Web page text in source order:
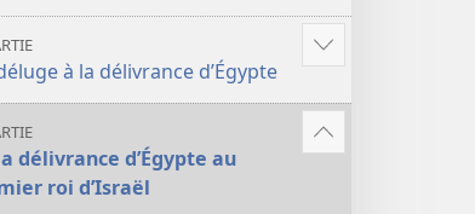
de
contenu
à la délivrance d’Égypte
Voir
de
contenu
délivrance d’Égypte au
roi d’Israël
Voir